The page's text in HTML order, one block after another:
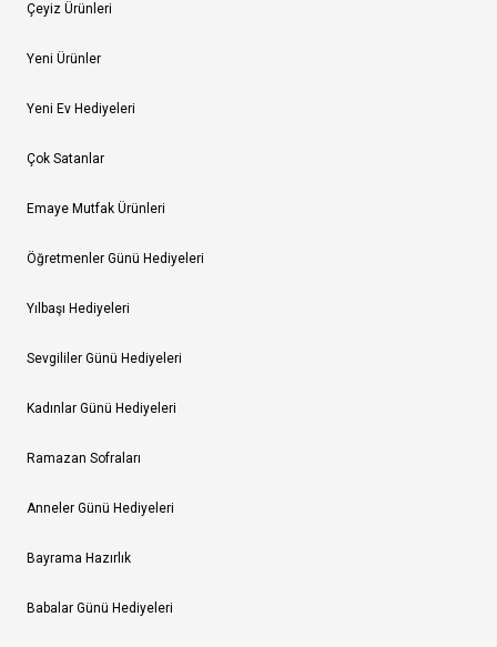
Çeyiz Ürünleri
Yeni Ürünler
Yeni Ev Hediyeleri
Çok Satanlar
Emaye Mutfak Ürünleri
Öğretmenler Günü Hediyeleri
Yılbaşı Hediyeleri
Sevgililer Günü Hediyeleri
Kadınlar Günü Hediyeleri
Ramazan Sofraları
Anneler Günü Hediyeleri
Bayrama Hazırlık
Babalar Günü Hediyeleri